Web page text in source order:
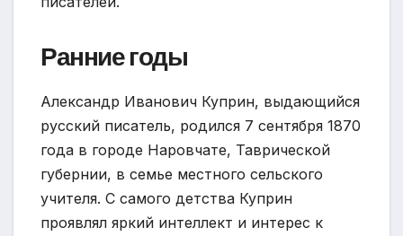
Ранние годы
Александр Иванович Куприн, выдающийся
русский писатель, родился 7 сентября 1870
года в городе Наровчате, Таврической
губернии, в семье местного сельского
учителя. С самого детства Куприн
проявлял яркий интеллект и интерес к